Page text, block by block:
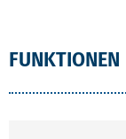
FUNKTIONEN